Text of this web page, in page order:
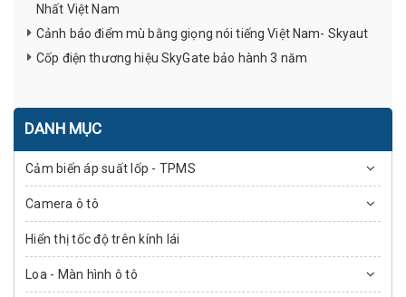
Nhất Việt Nam
Cảnh báo điểm mù bằng giọng nói tiếng Việt Nam- Skyaut
Cốp điện thương hiệu SkyGate bảo hành 3 năm
DANH MỤC
Cảm biến áp suất lốp - TPMS
Camera ô tô
Hiển thị tốc độ trên kính lái
Loa - Màn hình ô tô